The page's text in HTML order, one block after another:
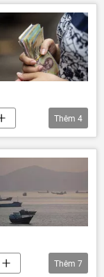
Nam
Thêm 4
Thêm 7